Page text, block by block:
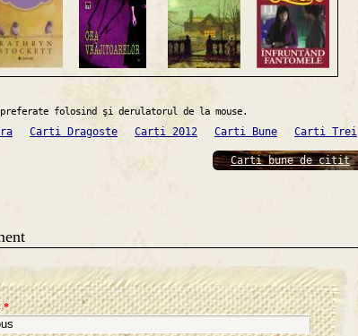
folosind şi derulatorul de la mouse.
Carti Dragoste Carti 2012 Carti Bune Carti Trei
Carti bune de citit
*